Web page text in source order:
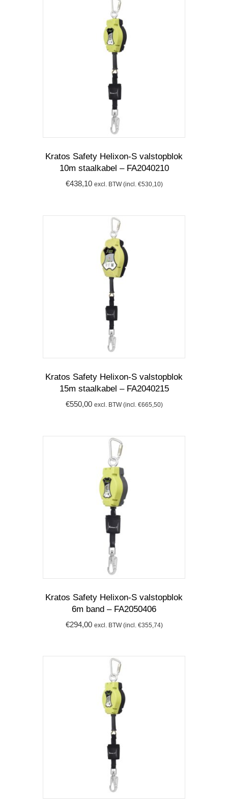
Kratos Safety Helixon-S valstopblok
10m staalkabel – FA2040210
€438,10 excl. BTW (incl. €530,10)
Kratos Safety Helixon-S valstopblok
15m staalkabel – FA2040215
€550,00 excl. BTW (incl. €665,50)
Kratos Safety Helixon-S valstopblok
6m band – FA2050406
€294,00 excl. BTW (incl. €355,74)